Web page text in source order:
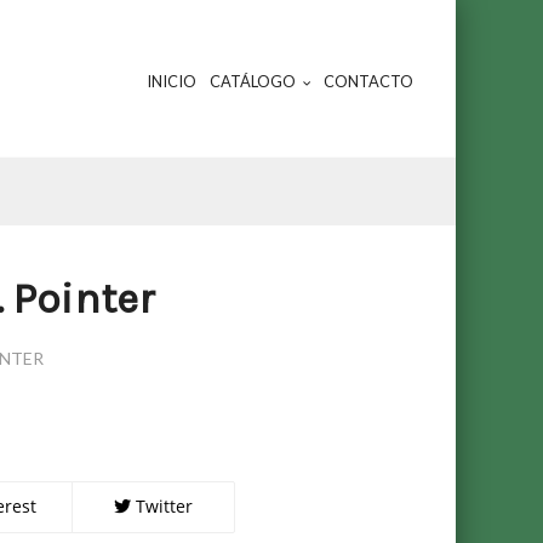
INICIO CATÁLOGO CONTACTO
Pointer
Twitter